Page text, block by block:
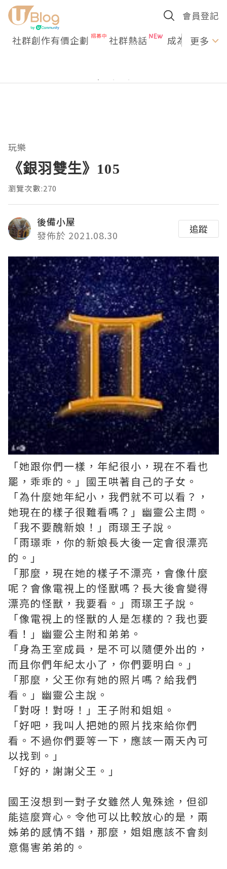
會員登記
社群創作有價企劃 社群熱話 成為U更多
玩樂
《銀羽雙生》105
瀏覽次數:270
後備小屋
發佈於 2021.08.30
追蹤
「她跟你們一樣，年紀很小，現在不看也
罷，乖乖的。」國王哄著自己的子女。
「為什麼她年紀小，我們就不可以看？，
她現在的樣子很難看嗎？」幽靈公主問。
「我不要醜新娘！」雨璟王子說。
「雨璟乖，你的新娘長大後一定會很漂亮
的。」
「那麼，現在她的樣子不漂亮，會像什麼
呢？會像電視上的怪獸嗎？長大後會變得
漂亮的怪獸，我要看。」雨璟王子說。
「像電視上的怪獸的人是怎樣的？我也要
看！」幽靈公主附和弟弟。
「身為王室成員，是不可以隨便外出的，
而且你們年紀太小了，你們要明白。」
「那麼，父王你有她的照片嗎？給我們
看。」幽靈公主說。
「對呀！對呀！」王子附和姐姐。
「好吧，我叫人把她的照片找來給你們
看。不過你們要等一下，應該一兩天內可
以找到。」
「好的，謝謝父王。」
國王沒想到一對子女雖然人鬼殊途，但卻
能這麼齊心。令他可以比較放心的是，兩
姊弟的感情不錯，那麼，姐姐應該不會刻
意傷害弟弟的。